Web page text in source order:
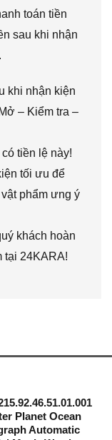
toán tiền
sau khi nhận
khi nhận kiện
– Kiểm tra –
tiền lệ này!
tối ưu để
phẩm ưng ý
khách hoàn
tại 24KARA!
Planet Ocean
Automatic